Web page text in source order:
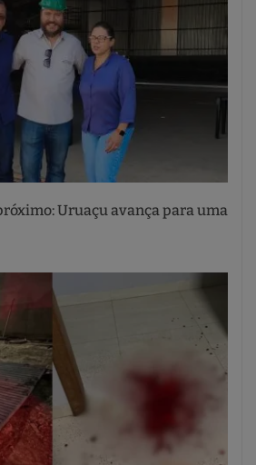
Uruaçu avança para uma